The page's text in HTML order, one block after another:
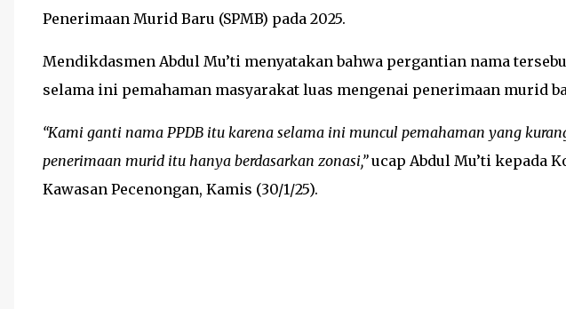
Penerimaan Murid Baru (SPMB) pada 2025.
Mendikdasmen Abdul Mu’ti menyatakan bahwa pergantian nama
selama ini pemahaman masyarakat luas mengenai penerimaan murid
“Kami ganti nama PPDB itu karena selama ini muncul pemahaman yang
penerimaan murid itu hanya berdasarkan zonasi,”ucap Abdul Mu’ti kepada
Kawasan Pecenongan, Kamis (30/1/25).